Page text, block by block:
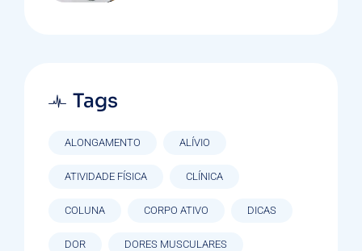
Tags
ALONGAMENTO ALÍVIO
ATIVIDADE FÍSICA CLÍNICA
COLUNA CORPO ATIVO DICAS
DOR DORES MUSCULARES